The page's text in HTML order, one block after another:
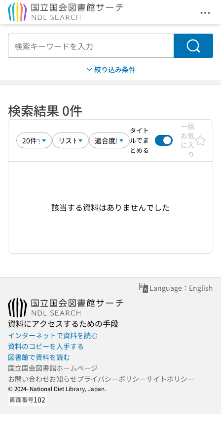
メ
検索
絞り込み条件
検索結果 0件
タイト
ルでま
とめる
一括
お気
に入
り
該当する資料はありませんでした
Language：English
資料にアクセスするための手段
インターネットで資料を読む
資料のコピーを入手する
図書館で資料を読む
国立国会図書館ホームページ
お問い合わせお知らせプライバシーポリシーサイトポリシー
© 2024- National Diet Library, Japan.
画面番号102